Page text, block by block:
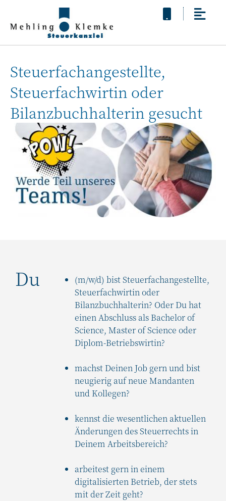
Steuerfachangestellte,
Steuerfachwirtin oder
Bilanzbuchhalterin gesucht
Du
(m/w/d) bist Steuerfachangestellte,
Steuerfachwirtin oder
Bilanzbuchhalterin? Oder Du hat
einen Abschluss als Bachelor of
Science, Master of Science oder
Diplom-Betriebswirtin?
machst Deinen Job gern und bist
neugierig auf neue Mandanten
und Kollegen?
kennst die wesentlichen aktuellen
Änderungen des Steuerrechts in
Deinem Arbeitsbereich?
arbeitest gern in einem
digitalisierten Betrieb, der stets
mit der Zeit geht?